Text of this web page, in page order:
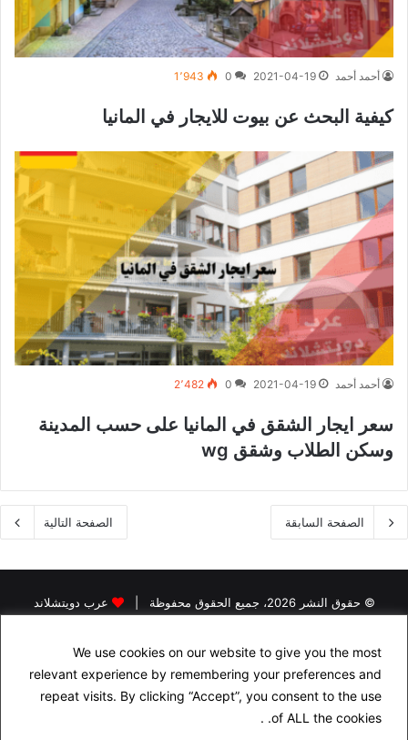
We use cookies on our website to give you the most
relevant experience by remembering your preferences and
repeat visits. By clicking “Accept”, you consent to the use
of ALL the cookies. .
أحمد أحمد 2021-04-19
0 1٬943
كيفية البحث عن بيوت للايجار في المانيا
أحمد أحمد 2021-04-19
0 2٬482
سعر ايجار الشقق في المانيا على حسب المدينة
وسكن الطلاب وشقق wg
الصفحة السابقة الصفحة التالية
© حقوق النشر 2026، جميع الحقوق محفوظة |
عرب دويتشلاند
البحث عن سكن في المانيا
الجنسية الالمانية
الاقامة الدائمة في المانيا
التأمين في المانيا
الدراسة في المانيا
اسئلة شهادة السواقة الالمانية مجاناً باللغة العربية